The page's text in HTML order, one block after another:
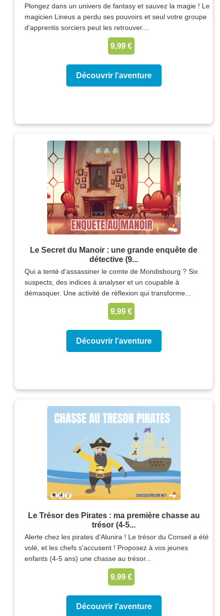
Plongez dans un univers de fantasy et sauvez la magie ! Le
magicien Lineus a perdu ses pouvoirs et seul votre groupe
d'apprentis sorciers peut les retrouver....
9,99 €
Découvrir l'aventure
Le Secret du Manoir : une grande enquête de
détective (9...
Qui a tenté d'assassiner le comte de Mondisbourg ? Six
suspects, des indices à analyser et un coupable à
démasquer. Une activité de réflexion qui transforme...
9,99 €
Découvrir l'aventure
Le Trésor des Pirates : ma première chasse au
trésor (4-5...
Alerte chez les pirates d'Alunira ! Le trésor du Conseil a été
volé, et les chefs s'accusent ! Proposez à vos jeunes
enfants (4-5 ans) une chasse au trésor...
9,99 €
Découvrir l'aventure